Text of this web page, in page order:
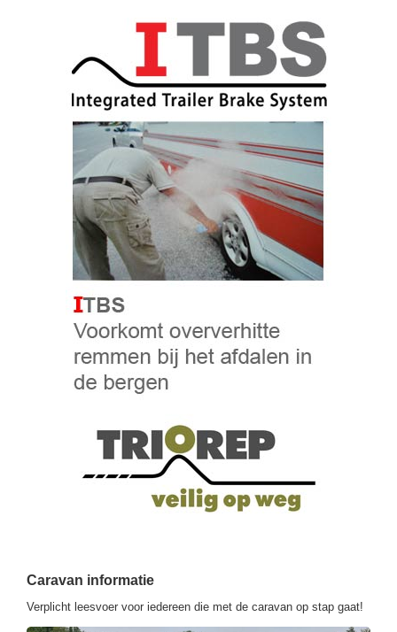
Caravan informatie
Verplicht leesvoer voor iedereen die met de caravan op stap gaat!